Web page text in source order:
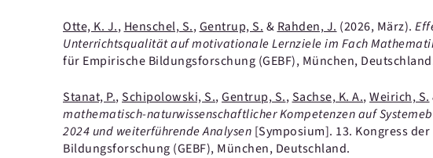
Otte, K. J., Henschel, S.,Gentrup, S. & Rahden, J. (2026, März).
Unterrichtsqualität auf motivationale Lernziele im Fach
für Empirische Bildungsforschung (GEBF), München,
Stanat, P.,Schipolowski, S.,Gentrup, S.,Sachse, K. A.,Weirich, S.
mathematisch-naturwissenschaftlicher Kompetenzen auf
2024 und weiterführende Analysen [Symposium]. 13. Kongress
Bildungsforschung (GEBF), München, Deutschland.